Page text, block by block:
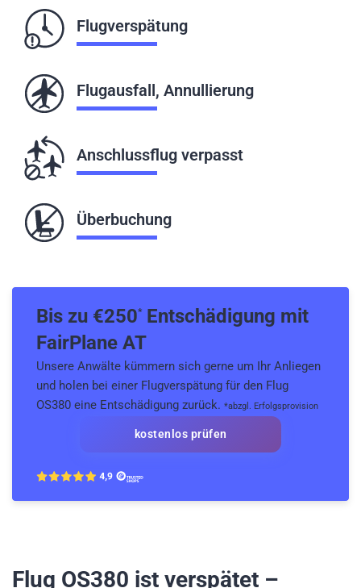
Flugverspätung
Flugausfall, Annullierung
Anschlussflug verpasst
Überbuchung
Bis zu €250*Entschädigung mit
FairPlane AT
Unsere Anwälte kümmern sich gerne um Ihr Anliegen
und holen bei einer Flugverspätung für den Flug
OS380 eine Entschädigung zurück. *abzgl. Erfolgsprovision
kostenlos prüfen
Flug OS380 ist verspätet –